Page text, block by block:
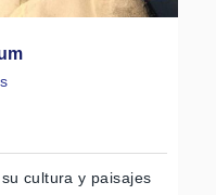
cultura y paisajes